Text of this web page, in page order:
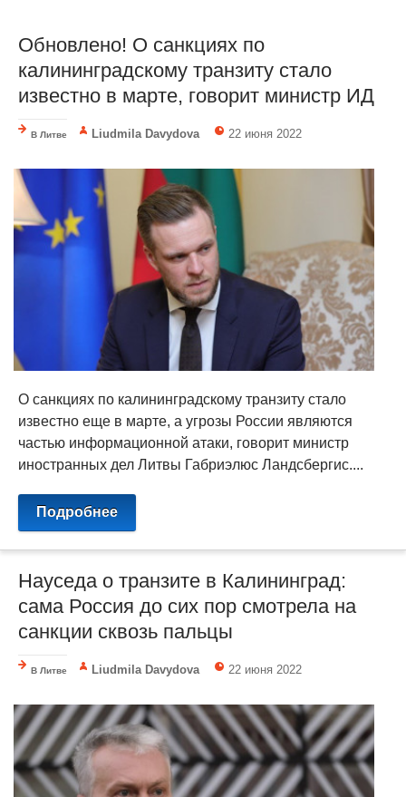
Обновлено! О санкциях по
калининградскому транзиту стало
известно в марте, говорит министр ИД
В Литве Liudmila Davydova 22 июня 2022
О санкциях по калининградскому транзиту стало
известно еще в марте, а угрозы России являются
частью информационной атаки, говорит министр
иностранных дел Литвы Габриэлюс Ландсбергис....
Подробнее
Науседа о транзите в Калининград:
сама Россия до сих пор смотрела на
санкции сквозь пальцы
В Литве Liudmila Davydova 22 июня 2022